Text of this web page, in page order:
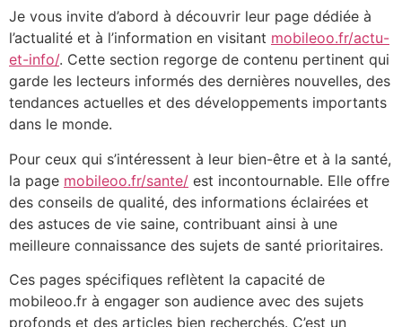
Je vous invite d’abord à découvrir leur page dédiée à
l’actualité et à l’information en visitant mobileoo.fr/actu-
et-info/. Cette section regorge de contenu pertinent qui
garde les lecteurs informés des dernières nouvelles, des
tendances actuelles et des développements importants
dans le monde.
Pour ceux qui s’intéressent à leur bien-être et à la santé,
la page mobileoo.fr/sante/ est incontournable. Elle offre
des conseils de qualité, des informations éclairées et
des astuces de vie saine, contribuant ainsi à une
meilleure connaissance des sujets de santé prioritaires.
Ces pages spécifiques reflètent la capacité de
mobileoo.fr à engager son audience avec des sujets
profonds et des articles bien recherchés. C’est un